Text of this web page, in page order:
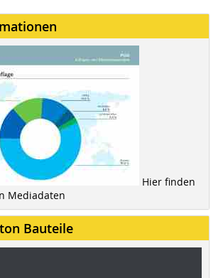
Hier finden
Mediadaten
Bauteile